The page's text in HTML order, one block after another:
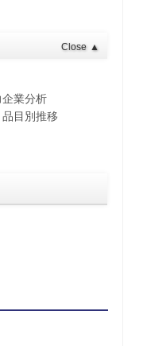
Close ▲
業分析
目別推移